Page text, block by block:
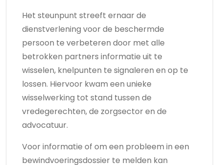
Het steunpunt streeft ernaar de
dienstverlening voor de beschermde
persoon te verbeteren door met alle
betrokken partners informatie uit te
wisselen, knelpunten te signaleren en op te
lossen. Hiervoor kwam een unieke
wisselwerking tot stand tussen de
vredegerechten, de zorgsector en de
advocatuur.
Voor informatie of om een probleem in een
bewindvoeringsdossier te melden kan